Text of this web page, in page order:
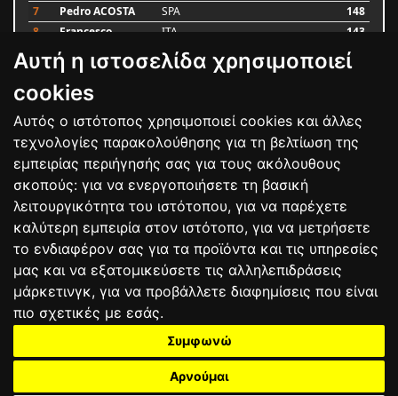
Αυτή η ιστοσελίδα χρησιμοποιεί
cookies
Αυτός ο ιστότοπος χρησιμοποιεί cookies και άλλες
τεχνολογίες παρακολούθησης για τη βελτίωση της
εμπειρίας περιήγησής σας για τους ακόλουθους
σκοπούς: για να ενεργοποιήσετε τη βασική
λειτουργικότητα του ιστότοπου, για να παρέχετε
καλύτερη εμπειρία στον ιστότοπο, για να μετρήσετε
το ενδιαφέρον σας για τα προϊόντα και τις υπηρεσίες
μας και να εξατομικεύσετε τις αλληλεπιδράσεις
μάρκετινγκ, για να προβάλλετε διαφημίσεις που είναι
πιο σχετικές με εσάς.
Συμφωνώ
Αρνούμαι
7
Pedro ACOSTA SPA
148
8
Francesco ITA 143
9 Alex MARQUEZ SPA
Luca MARINI
Bαθμολογία
ΟΡΟΙ ΧΡΗΣΗΣΠΟΛΙΤΙΚΗ ΠΡΟΣΤΑΣΙΑΣ
ΑΓΩΝΕΣΑΠΟΤΕΛΕΣΜΑΤΑΑΓΟΡΑ